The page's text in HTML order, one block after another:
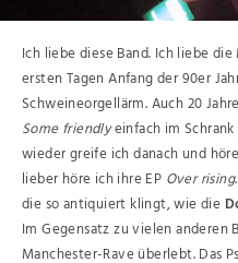
Ich liebe diese Band. Ich liebe
ersten Tagen Anfang der 90er
Schweineorgellärm. Auch 20
Some friendlyeinfach im Schrank
wieder greife ich danach und
lieber höre ich ihre EP Over rising
die so antiquiert klingt, wie die
Im Gegensatz zu vielen anderen
Manchester-Rave überlebt. Das